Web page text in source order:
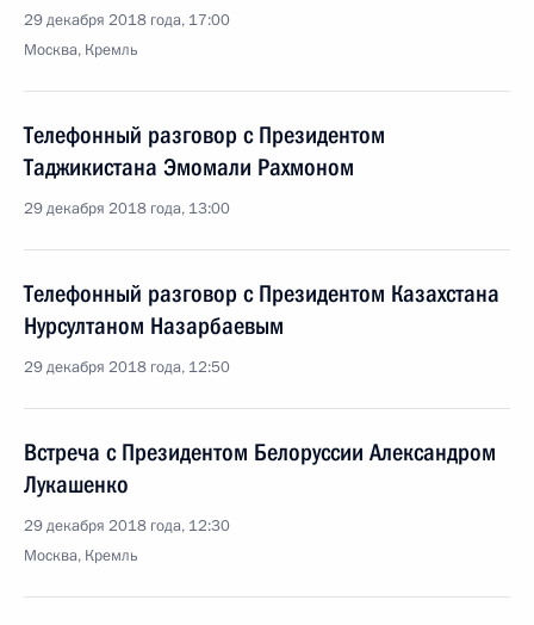
29 декабря 2018 года, 17:00
Москва, Кремль
Телефонный разговор с Президентом
Таджикистана Эмомали Рахмоном
29 декабря 2018 года, 13:00
Телефонный разговор с Президентом Казахстана
Нурсултаном Назарбаевым
29 декабря 2018 года, 12:50
Встреча с Президентом Белоруссии Александром
Лукашенко
29 декабря 2018 года, 12:30
Москва, Кремль